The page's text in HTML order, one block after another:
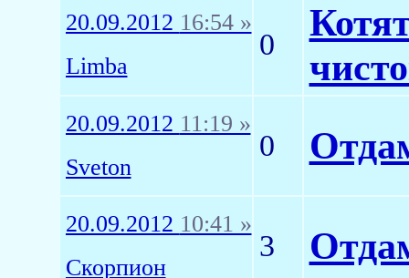
20.09.2012 16:54 »
Limba
0
20.09.2012 11:19 »
Sveton
0
20.09.2012 10:41 »
Скорпион
3